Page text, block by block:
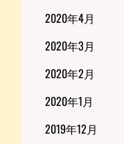
2020年4月
2020年3月
2020年2月
2020年1月
2019年12月